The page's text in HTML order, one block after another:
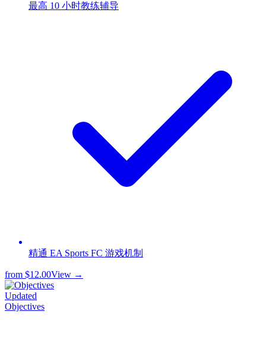
最高 10 小时教练辅导
精通 EA Sports FC 游戏机制
from $12.00View →
Updated
Objectives